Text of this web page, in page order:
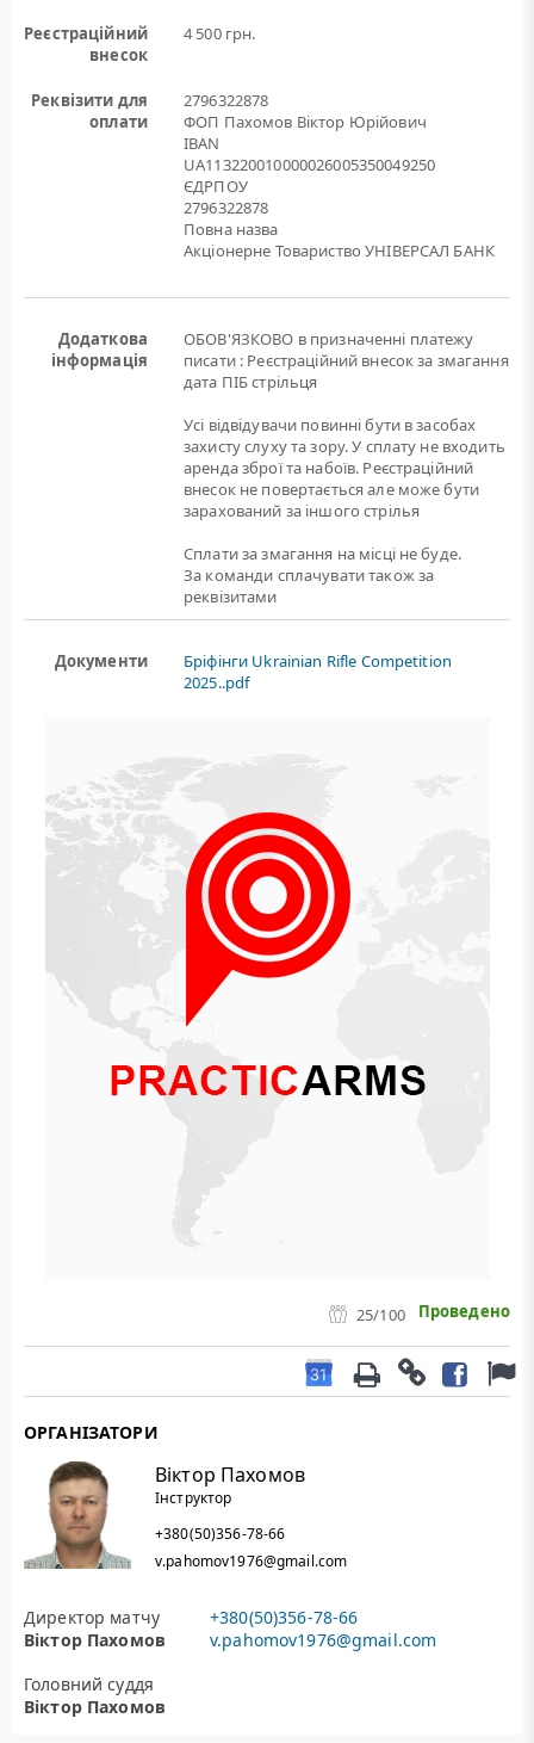
Реєстраційний
внесок
4 500 грн.
Реквізити для
оплати
2796322878
ФОП Пахомов Віктор Юрійович
IBAN
UA113220010000026005350049250
ЄДРПОУ
2796322878
Повна назва
Акціонерне Товариство УНІВЕРСАЛ БАНК
Додаткова
інформація
ОБОВ'ЯЗКОВО в призначенні платежу
писати : Реєстраційний внесок за змагання
дата ПІБ стрільця
Усі відвідувачи повинні бути в засобах
захисту слуху та зору. У сплату не входить
аренда зброї та набоїв. Реєстраційний
внесок не повертається але може бути
зарахований за іншого стрілья
Сплати за змагання на місці не буде.
За команди сплачувати також за
реквізитами
Документи
Бріфінги Ukrainian Rifle Competition
2025..pdf
25/100 Проведено
ОРГАНІЗАТОРИ
Віктор Пахомов
Інструктор
+380(50)356-78-66
v.pahomov1976@gmail.com
Директор матчу
Віктор Пахомов
+380(50)356-78-66
v.pahomov1976@gmail.com
Головний суддя
Віктор Пахомов